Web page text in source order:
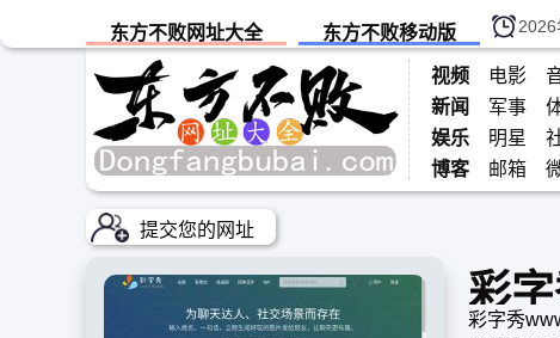
东方不败网址大全 东方不败移动版 2026
视频 电影
新闻
军事
娱乐
明星
博客
邮箱
提交您的网址
彩
彩字秀